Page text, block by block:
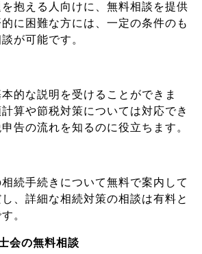
抱える人向けに、無料相談を提供
に困難な方には、一定の条件のも
が可能です。
的な説明を受けることができま
算や節税対策については対応でき
告の流れを知るのに役立ちます。
続手続きについて無料で案内して
、詳細な相続対策の相談は有料と
。
会の無料相談